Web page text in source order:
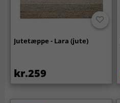
Jutetæppe - Lara (jute)
kr.259